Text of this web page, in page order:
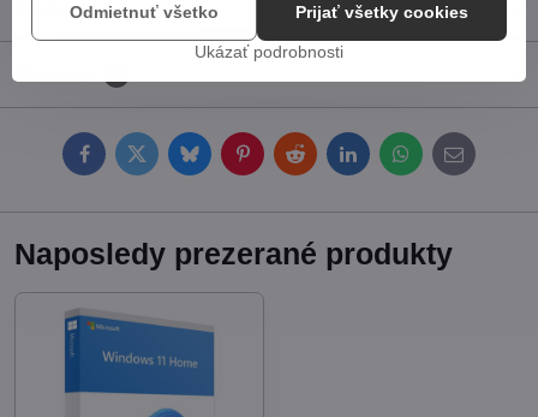
FacebookTwitterBlueskyPinterestRedditLinkedInWhatsApp
E-
mail
Naposledy prezerané produkty
Ukázať podrobnosti
Prijať všetky cookies
Odmietnuť všetko